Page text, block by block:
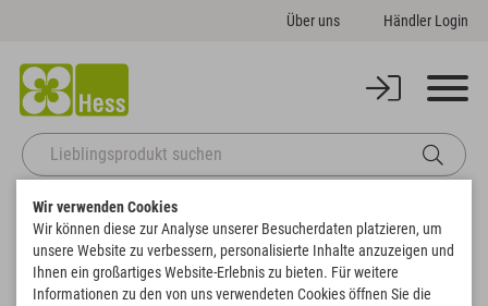
Über uns Händler Login
Startseite Themenwelten
Zurück zur Artikelübersicht
SALE
Wir verwenden Cookies
Wir können diese zur Analyse unserer Besucherdaten platzieren, um
unsere Website zu verbessern, personalisierte Inhalte anzuzeigen und
Ihnen ein großartiges Website-Erlebnis zu bieten. Für weitere
Informationen zu den von uns verwendeten Cookies öffnen Sie die